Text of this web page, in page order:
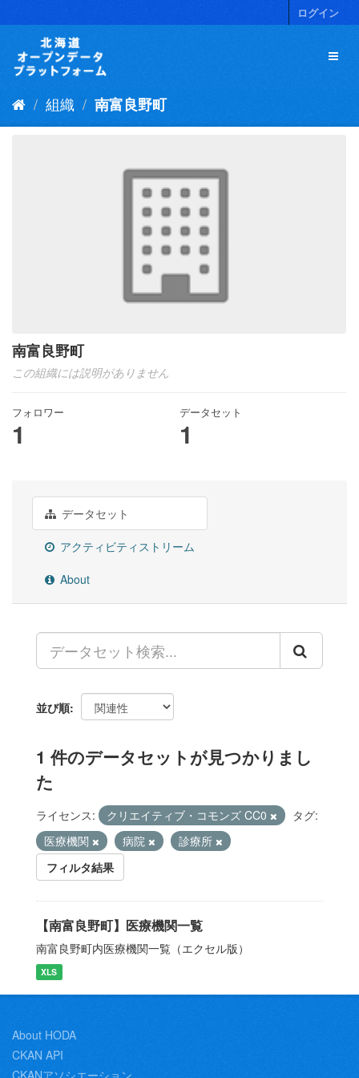
キ
ログイン
組織 南富良野町
南富良野町
この組織には説明がありません
フォロワー
1
データセット
1
データセット
アクティビティストリーム
About
並び順
1 件のデータセットが見つかりまし
た
ライセンス: クリエイティブ・コモンズ CC0
タグ:
医療機関
病院
診療所
フィルタ結果
【南富良野町】医療機関一覧
南富良野町内医療機関一覧（エクセル版）
XLS
About HODA
CKAN API